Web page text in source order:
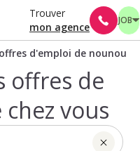
Trouver
mon agence
JOB
d'emploi de nounou
offres de
vous